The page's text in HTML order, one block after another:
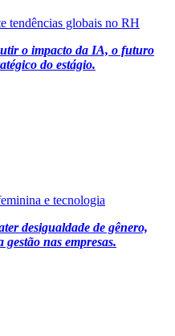
tendências globais no RH
o impacto da IA, o futuro
do estágio.
e tecnologia
desigualdade de gênero,
nas empresas.